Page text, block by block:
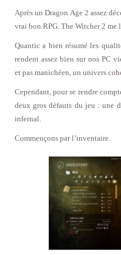
Après un Dragon Age 2 assez
vrai bon RPG. The Witcher 2 me
Quantic a bien résumé les
rendent assez bien sur nos PC
et pas manichéen, un univers
Cependant, pour se rendre
deux gros défauts du jeu : une
infernal.
Commençons par l’inventaire.